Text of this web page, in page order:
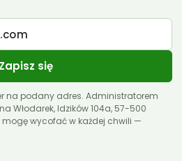
Zapisz się
na podany adres. Administratorem
Włodarek, Idzików 104a, 57-500
mogę wycofać w każdej chwili —